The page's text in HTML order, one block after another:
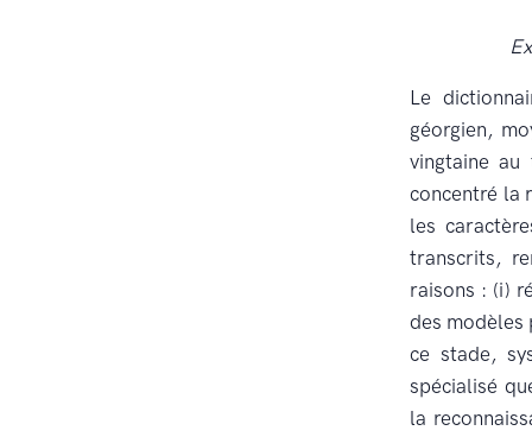
Le
géorgien,
vingtaine
concentré la
les
transcrits,
raisons : (i)
des modèles
ce stade,
spécialisé
la